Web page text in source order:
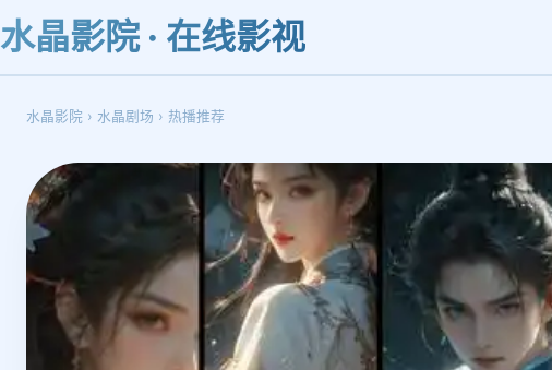
水晶影院 · 在线影视
水晶影院 › 水晶剧场 › 热播推荐